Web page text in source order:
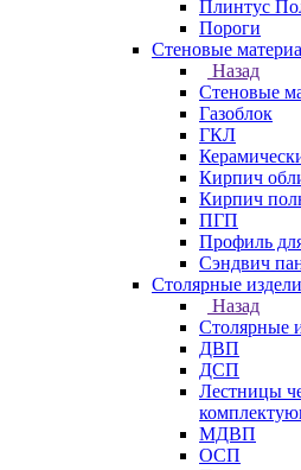
Плинтус
Пороги
Стеновые
Назад
Стеновые
Газоблок
ГКЛ
Кирпич
Кирпич
ПГП
Профиль
Сэндвич
Столярные
Назад
Столярные
ДВП
ДСП
Лестницы
МДВП
ОСП